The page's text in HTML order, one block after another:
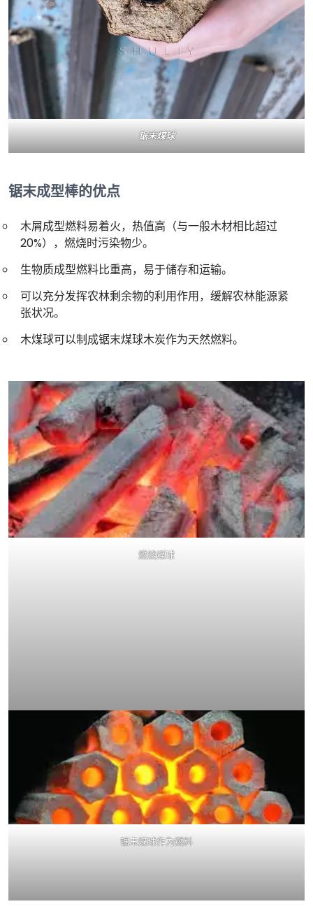
锯末煤球
锯末成型棒的优点
木屑成型燃料易着火，热值高（与一般木材相比超过
20%），燃烧时污染物少。
生物质成型燃料比重高，易于储存和运输。
可以充分发挥农林剩余物的利用作用，缓解农林能源紧
张状况。
木煤球可以制成锯末煤球木炭作为天然燃料。
燃烧煤球
锯末煤球作为燃料